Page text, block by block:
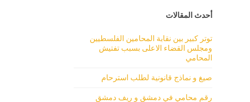
أحدث المقالات
توتر كبير بين نقابة المحامين الفلسطيين
ومجلس القضاء الاعلى بسبب تفتيش
المحامي
صيغ و نماذج قانونية لطلب استرحام
رقم محامي في دمشق و ريف دمشق